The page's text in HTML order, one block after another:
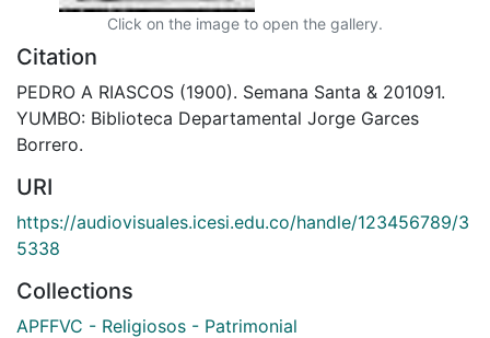
Click on the image to open the gallery.
Citation
PEDRO A RIASCOS (1900). Semana Santa & 201091.
YUMBO: Biblioteca Departamental Jorge Garces
Borrero.
URI
https://audiovisuales.icesi.edu.co/handle/123456789/3
5338
Collections
APFFVC - Religiosos - Patrimonial